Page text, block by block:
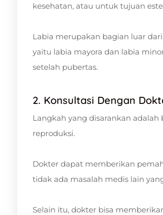
kesehatan, atau untuk tujuan
Labia merupakan bagian luar
yaitu labia mayora dan labia
setelah pubertas.
2. Konsultasi Dengan
Langkah yang disarankan
reproduksi.
Dokter dapat memberikan
tidak ada masalah medis lain
Selain itu, dokter bisa